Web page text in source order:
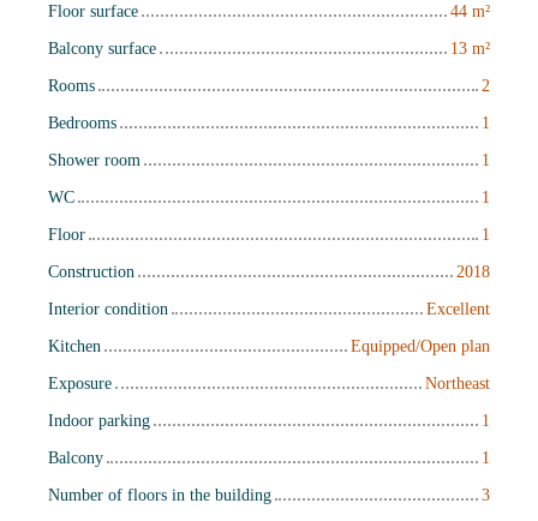
Floor surface
44 m²
Balcony surface
13 m²
Rooms
2
Bedrooms
1
Shower room
1
WC
1
Floor
1
Construction
2018
Interior condition
Excellent
Kitchen
Equipped/Open plan
Exposure
Northeast
Indoor parking
1
Balcony
1
Number of floors in the building
3